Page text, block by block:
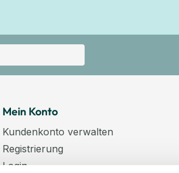
Mein Konto
Kundenkonto verwalten
Registrierung
Login